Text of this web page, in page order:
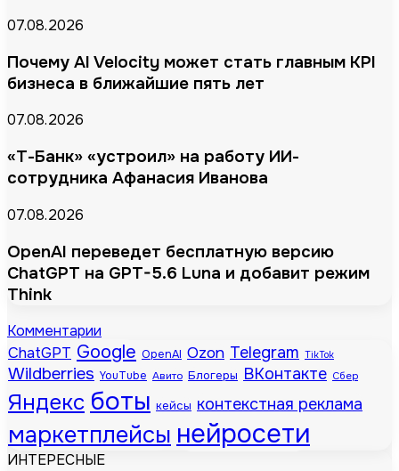
07.08.2026
Почему AI Velocity может стать главным KPI
бизнеса в ближайшие пять лет
07.08.2026
«Т-Банк» «устроил» на работу ИИ-
сотрудника Афанасия Иванова
07.08.2026
OpenAI переведет бесплатную версию
ChatGPT на GPT-5.6 Luna и добавит режим
Think
Комментарии
ChatGPT Google OpenAI Ozon Telegram TikTok
Wildberries YouTube Авито Блогеры ВКонтакте Сбер
Яндекс боты кейсы контекстная реклама
маркетплейсы нейросети
ИНТЕРЕСНЫЕ